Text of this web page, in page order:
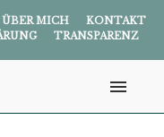
ÜBER MICH
KONTAKT
TRANSPARENZ